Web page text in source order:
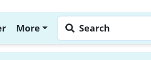
More Search